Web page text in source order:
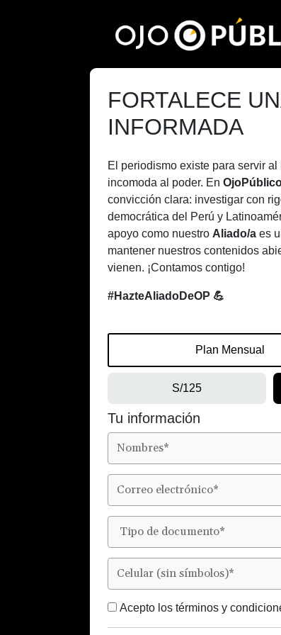
FORTALECE
INFORMADA
El periodismo existe para servir
incomoda al poder. En
convicción clara: investigar con
democrática del Perú y
apoyo como nuestro Aliado/a es
mantener nuestros contenidos
vienen. ¡Contamos contigo!
#HazteAliadoDeOP 💪
Plan Mensual
S/125
Tu información
Acepto los términos y